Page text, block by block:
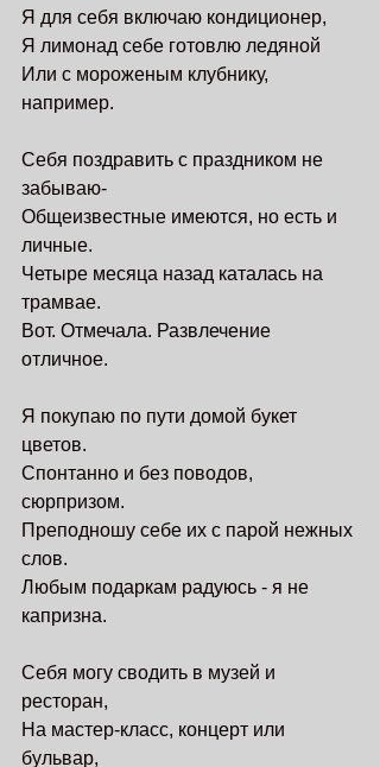
Я для себя включаю кондиционер,
Я лимонад себе готовлю ледяной
Или с мороженым клубнику,
например.
Себя поздравить с праздником не
забываю-
Общеизвестные имеются, но есть и
личные.
Четыре месяца назад каталась на
трамвае.
Вот. Отмечала. Развлечение
отличное.
Я покупаю по пути домой букет
цветов.
Спонтанно и без поводов,
сюрпризом.
Преподношу себе их с парой нежных
слов.
Любым подаркам радуюсь - я не
капризна.
Себя могу сводить в музей и
ресторан,
На мастер-класс, концерт или
бульвар,